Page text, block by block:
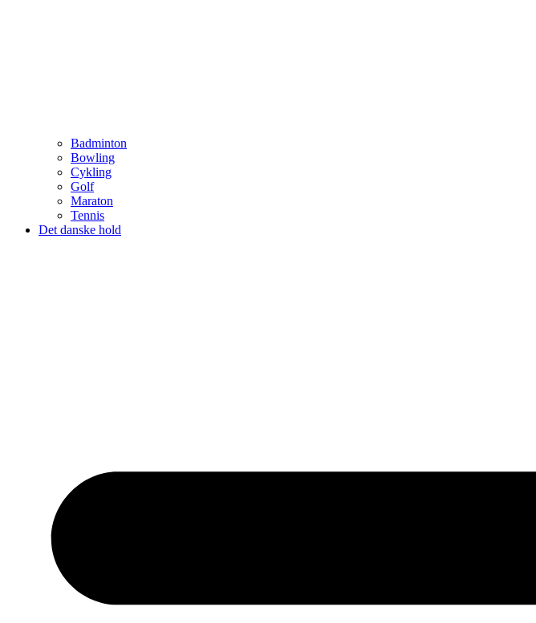
Badminton
Bowling
Cykling
Golf
Maraton
Tennis
Det danske hold